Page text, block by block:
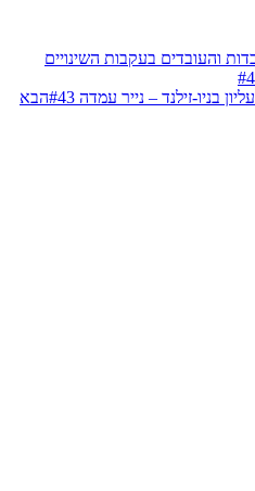
והעובדים בעקבות השינויים
בניו-זילנד – נייר עמדה #43 הבא